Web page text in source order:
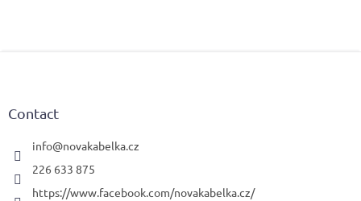
Contact
info@novakabelka.cz
226 633 875
https://www.facebook.com/novakabelka.cz/